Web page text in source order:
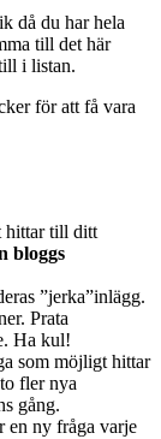
då du har hela
till det här
i listan.
för att få vara
hittar till ditt
bloggs
”jerka”inlägg.
Prata
Ha kul!
som möjligt hittar
fler nya
gång.
en ny fråga varje